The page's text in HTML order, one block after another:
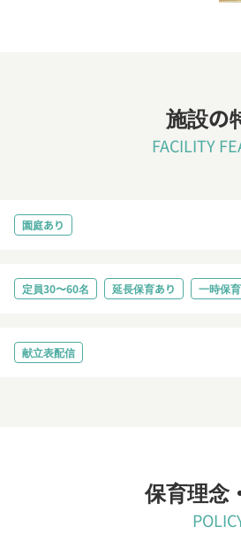
施設の
FACILITY
園庭あり
定員30〜60名 延長保育あり 一時保
献立表配信
保育理念